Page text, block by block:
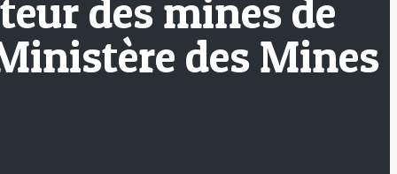
des mines de
des Mines